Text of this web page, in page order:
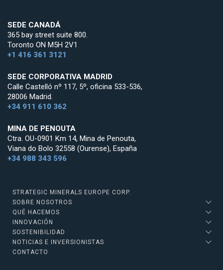
SEDE CANADÁ
365 bay street suite 800.
Toronto ON M5H 2V1
+1 416 361 3121
SEDE CORPORATIVA MADRID
Calle Castelló nº 117, 5º, oficina 533-536,
28006 Madrid.
+34 911 610 362
MINA DE PENOUTA
Ctra. OU-0901 Km 14, Mina de Penouta,
Viana do Bolo 32558 (Ourense), España
+34 988 343 596
STRATEGIC MINERALS EUROPE CORP.
SOBRE NOSOTROS
QUÉ HACEMOS
INNOVACIÓN
SOSTENIBILIDAD
NOTICIAS E INVERSIONISTAS
CONTACTO